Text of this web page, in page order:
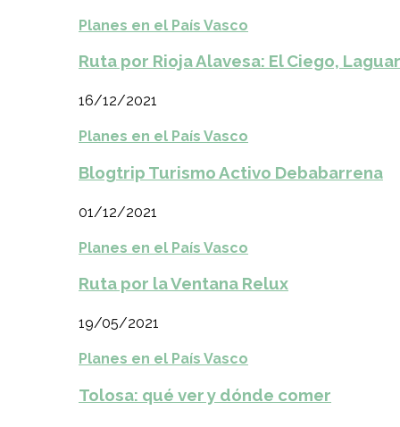
Planes en el País Vasco
Ruta por Rioja Alavesa: El Ciego,
16/12/2021
Planes en el País Vasco
Blogtrip Turismo Activo Debabarrena
01/12/2021
Planes en el País Vasco
Ruta por la Ventana Relux
19/05/2021
Planes en el País Vasco
Tolosa: qué ver y dónde comer